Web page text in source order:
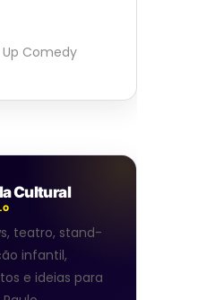
Comedy
Cultural
teatro, stand-
infantil,
e ideias para